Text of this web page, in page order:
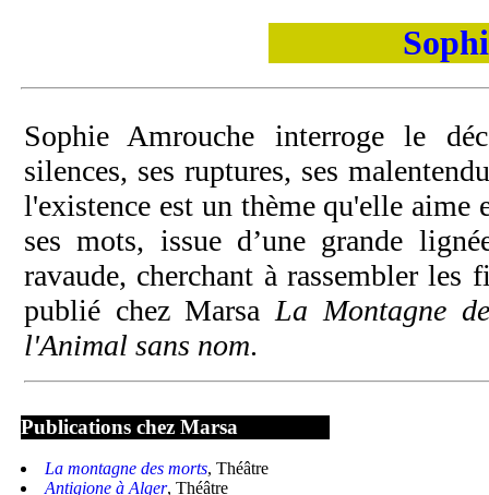
Sophie Amrouche interroge le
silences, ses ruptures, ses
l'existence est un thème qu'elle aime
ses mots, issue d’une grande
ravaude, cherchant à rassembler
publié chez Marsa La Montagne
l'Animal sans nom.
Publications chez Marsa
La montagne des morts, Théâtre
Antigione à Alger, Théâtre